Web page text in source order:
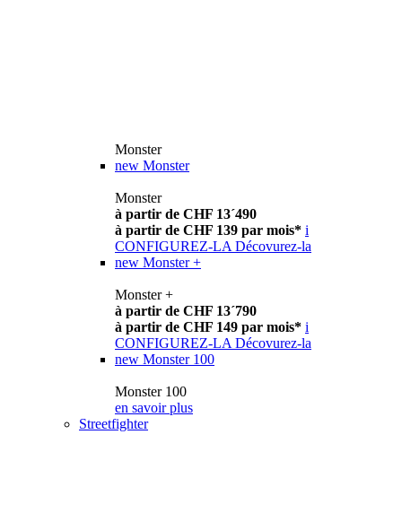
Monster
new Monster
Monster
à partir de CHF 13´490
à partir de CHF 139 par mois* i
CONFIGUREZ-LA Décovurez-la
new Monster +
Monster +
à partir de CHF 13´790
à partir de CHF 149 par mois* i
CONFIGUREZ-LA Décovurez-la
new Monster 100
Monster 100
en savoir plus
Streetfighter